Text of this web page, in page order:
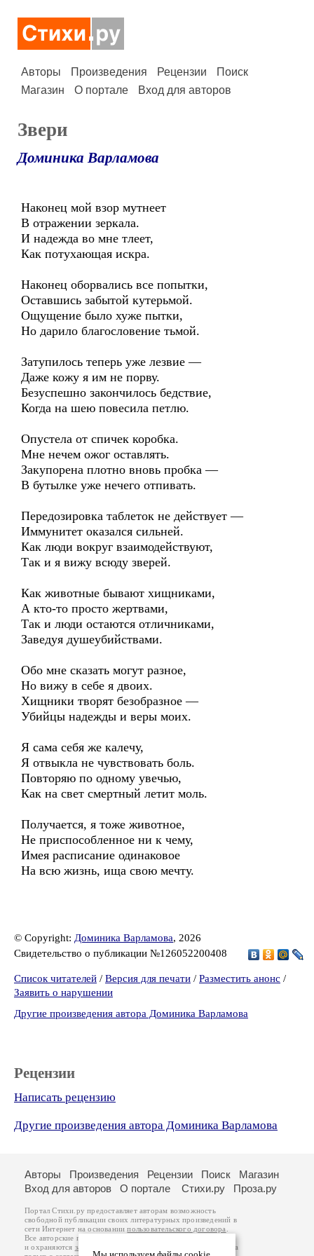
Авторы Произведения Рецензии
Поиск
Магазин
О портале Вход для авторов
Звери
Доминика Варламова
Наконец мой взор мутнеет
В отражении зеркала.
И надежда во мне тлеет,
Как потухающая искра.
Наконец оборвались все попытки,
Оставшись забытой кутерьмой.
Ощущение было хуже пытки,
Но дарило благословение тьмой.
Затупилось теперь уже лезвие —
Даже кожу я им не порву.
Безуспешно закончилось бедствие,
Когда на шею повесила петлю.
Опустела от спичек коробка.
Мне нечем ожог оставлять.
Закупорена плотно вновь пробка —
В бутылке уже нечего отпивать.
Передозировка таблеток не действует —
Иммунитет оказался сильней.
Как люди вокруг взаимодействуют,
Так и я вижу всюду зверей.
Как животные бывают хищниками,
А кто-то просто жертвами,
Так и люди остаются отличниками,
Заведуя душеубийствами.
Обо мне сказать могут разное,
Но вижу в себе я двоих.
Хищники творят безобразное —
Убийцы надежды и веры моих.
Я сама себя же калечу,
Я отвыкла не чувствовать боль.
Повторяю по одному увечью,
Как на свет смертный летит моль.
Получается, я тоже животное,
Не приспособленное ни к чему,
Имея расписание одинаковое
На всю жизнь, ища свою мечту.
© Copyright: Доминика Варламова, 2026
Свидетельство о публикации №126052200408
Список читателей / Версия для печати / Разместить анонс /
Заявить о нарушении
Другие произведения автора Доминика Варламова
Рецензии
Написать рецензию
Другие произведения автора Доминика Варламова
Авторы Произведения Рецензии Поиск
Магазин
Вход для авторов
О портале Стихи.ру Проза.ру
Портал Стихи.ру предоставляет авторам возможность
свободной публикации своих литературных произведений в
сети Интернет на основаниипользовательского договора
Все авторские права на произведения принадлежат авторам
и охраняются законом
. Перепечатка произведений возможна